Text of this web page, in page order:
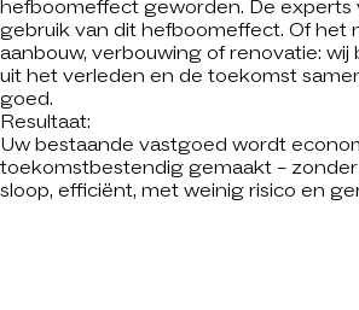
hefboomeffect geworden. De experts
gebruik van dit hefboomeffect. Of het
aanbouw, verbouwing of renovatie:
uit het verleden en de toekomst
goed.
Resultaat:
Uw bestaande vastgoed wordt
toekomstbestendig gemaakt –
sloop, efficiënt, met weinig risico en